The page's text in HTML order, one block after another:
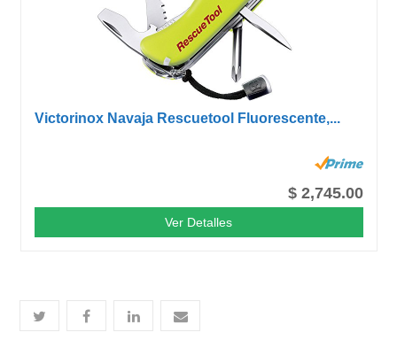
Victorinox Navaja Rescuetool Fluorescente,...
$ 2,745.00
Ver Detalles